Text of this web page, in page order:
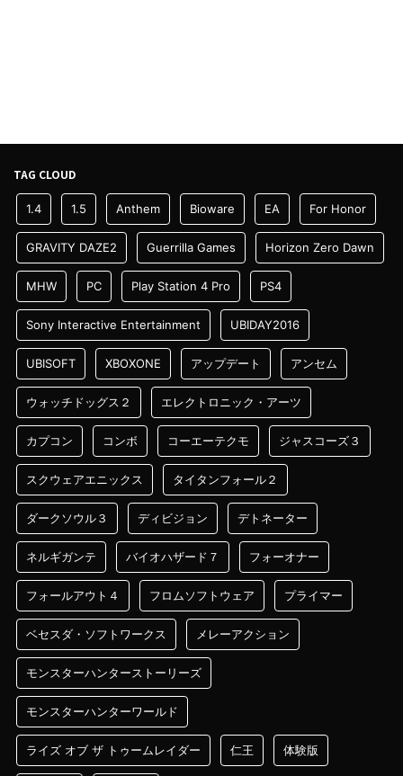
TAG CLOUD
1.4 1.5 Anthem Bioware EA For Honor
GRAVITY DAZE2 Guerrilla Games Horizon Zero Dawn
MHW PC Play Station 4 Pro PS4
Sony Interactive Entertainment UBIDAY2016
UBISOFT XBOXONE アップデート アンセム
ウォッチドッグス２ エレクトロニック・アーツ
カプコン コンボ コーエーテクモ ジャスコーズ３
スクウェアエニックス タイタンフォール２
ダークソウル３ ディビジョン デトネーター
ネルギガンテ バイオハザード７ フォーオナー
フォールアウト４ フロムソフトウェア プライマー
ベセスダ・ソフトワークス メレーアクション
モンスターハンターストーリーズ
モンスターハンターワールド
ライズ オブ ザ トゥームレイダー 仁王 体験版